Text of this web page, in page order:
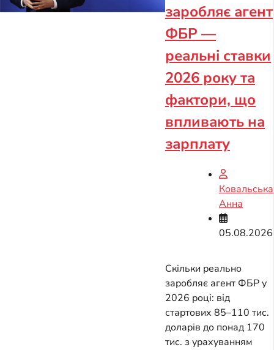
заробляє агент
ФБР —
реальні ставки
2026 року та
фактори, що
впливають на
зарплату
Ковальська
Анна
05.08.2026
Скільки реально
заробляє агент ФБР у
2026 році: від
стартових 85–110 тис.
доларів до понад 170
тис. з урахуванням